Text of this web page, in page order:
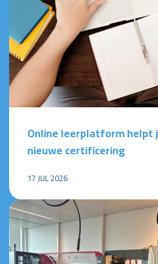
Online leerplatform helpt
nieuwe certificering
17 JUL 2026